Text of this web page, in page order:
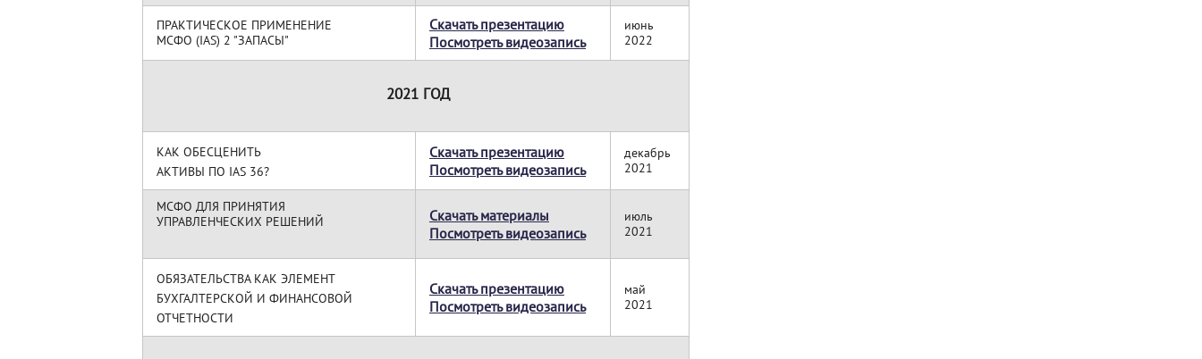
ПРАКТИЧЕСКОЕ ПРИМЕНЕНИЕ
МСФО (IAS) 2 "ЗАПАСЫ"
Скачать презентацию
Посмотреть видеозапись
июнь
2022
2021 ГОД
КАК ОБЕСЦЕНИТЬ
АКТИВЫ ПО IAS 36?
Скачать презентацию
Посмотреть видеозапись
декабрь
2021
МСФО ДЛЯ ПРИНЯТИЯ
УПРАВЛЕНЧЕСКИХ РЕШЕНИЙ
Скачать материалы
Посмотреть видеозапись
июль
2021
ОБЯЗАТЕЛЬСТВА КАК ЭЛЕМЕНТ
БУХГАЛТЕРСКОЙ И ФИНАНСОВОЙ
ОТЧЕТНОСТИ
Скачать презентацию
Посмотреть видеозапись
май
2021